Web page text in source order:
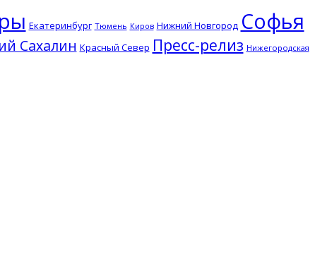
Екатеринбург Тюмень Киров Нижний Новгород Софья
Сахалин Красный Север Пресс-релиз Нижегородская